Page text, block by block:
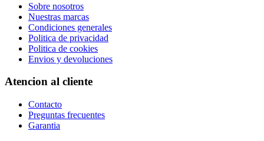
Sobre nosotros
Nuestras marcas
Condiciones generales
Politica de privacidad
Politica de cookies
Envios y devoluciones
Atencion al cliente
Contacto
Preguntas frecuentes
Garantia